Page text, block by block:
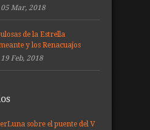
05 Mar, 2018
de la Estrella
y los Renacuajos
19 Feb, 2018
sobre el puente del V